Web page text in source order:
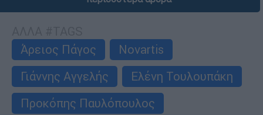
Άρειος Πάγος
Novartis
Γιάννης Αγγελής
Ελένη Τουλουπάκη
Προκόπης Παυλόπουλος